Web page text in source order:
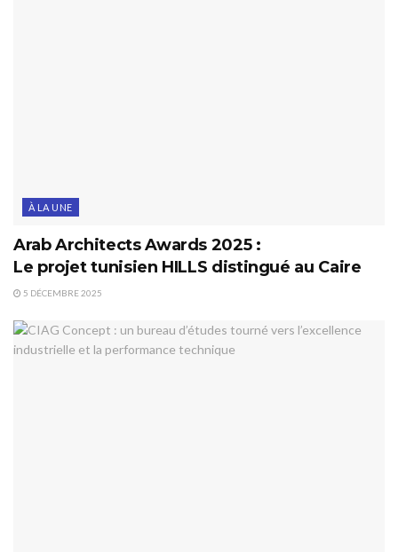
À LA UNE
Arab Architects Awards 2025 :
Le projet tunisien HILLS distingué au Caire
5 DÉCEMBRE 2025